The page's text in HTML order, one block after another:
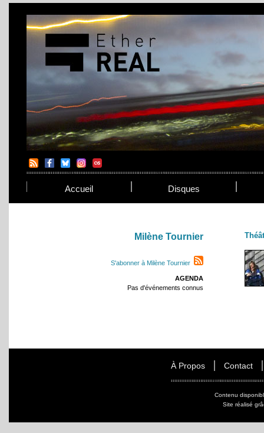
Accueil Disques
Milène Tournier
S'abonner à Milène Tournier
AGENDA
Pas d'événements connus
À Propos Contact
Contenu
Site réalisé